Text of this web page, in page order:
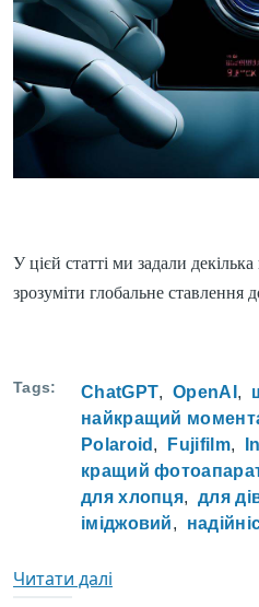
У цієй статті ми задали
зрозуміти глобальне ставлення
Tags ChatGPT OpenAI
найкращий
Polaroid
Fujifilm
кращий
для хлопця
для
іміджовий
Читати далі